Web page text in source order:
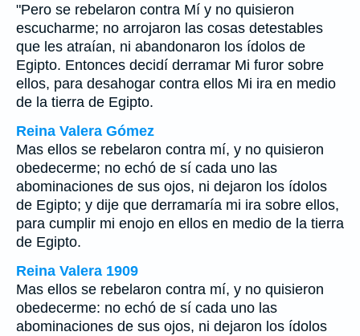
"Pero se rebelaron contra Mí y no quisieron
escucharme; no arrojaron las cosas detestables
que les atraían, ni abandonaron los ídolos de
Egipto. Entonces decidí derramar Mi furor sobre
ellos, para desahogar contra ellos Mi ira en medio
de la tierra de Egipto.
Reina Valera Gómez
Mas ellos se rebelaron contra mí, y no quisieron
obedecerme; no echó de sí cada uno las
abominaciones de sus ojos, ni dejaron los ídolos
de Egipto; y dije que derramaría mi ira sobre ellos,
para cumplir mi enojo en ellos en medio de la tierra
de Egipto.
Reina Valera 1909
Mas ellos se rebelaron contra mí, y no quisieron
obedecerme: no echó de sí cada uno las
abominaciones de sus ojos, ni dejaron los ídolos